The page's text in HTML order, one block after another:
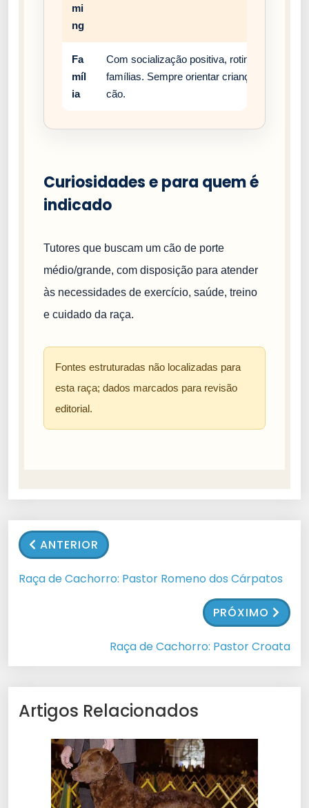
mi
ng
Fa
míl
ia
Com socialização positiva, rotina estável e
famílias. Sempre orientar crianças a
cão.
Curiosidades e para quem é
indicado
Tutores que buscam um cão de porte
médio/grande, com disposição para atender
às necessidades de exercício, saúde, treino
e cuidado da raça.
Fontes estruturadas não localizadas para
esta raça; dados marcados para revisão
editorial.
ANTERIOR
Raça de Cachorro: Pastor Romeno dos Cárpatos
PRÓXIMO
Raça de Cachorro: Pastor Croata
Artigos Relacionados